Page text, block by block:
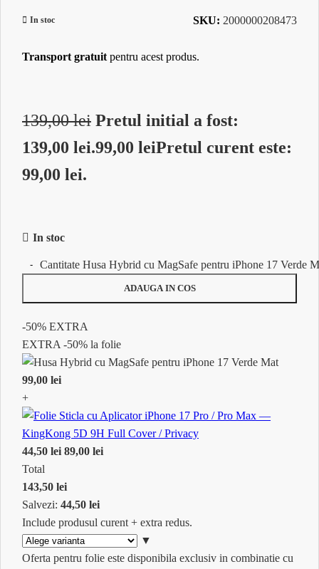
In stoc SKU: 2000000208473
Transport gratuit pentru acest produs.
139,00lei Pretul initial a fost:
139,00 lei.99,00 leiPretul curent este:
99,00 lei.
In stoc
Cantitate Husa Hybrid cu MagSafe pentru iPhone 17 Verde
ADAUGA IN COS
-50% EXTRA
EXTRA -50% la folie
99,00 lei
+
44,50 lei 89,00 lei
Total
143,50 lei
Salvezi: 44,50 lei
Include produsul curent + extra redus.
▼
Oferta pentru folie este disponibila exclusiv in combinatie cu